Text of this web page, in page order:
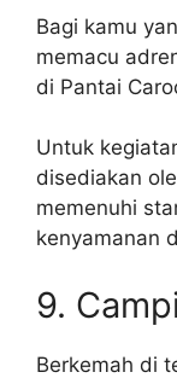
Bagi kamu
memacu
di Pantai
Untuk
disediakan
memenuhi
kenyamanan
9.
Berkemah di